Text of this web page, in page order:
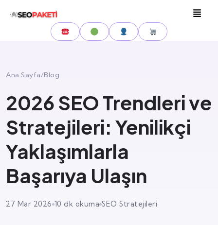
Ana Sayfa/Blog
2026 SEO Trendleri ve
Stratejileri: Yenilikçi
Yaklaşımlarla
Başarıya Ulaşın
27 Mar 2026 10 dk okuma SEO Stratejileri